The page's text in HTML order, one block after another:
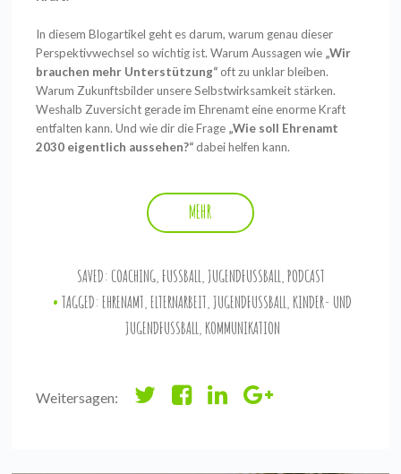
In diesem Blogartikel geht es darum, warum genau dieser
Perspektivwechsel so wichtig ist. Warum Aussagen wie „Wir
brauchen mehr Unterstützung“oft zu unklar bleiben.
Warum Zukunftsbilder unsere Selbstwirksamkeit stärken.
Weshalb Zuversicht gerade im Ehrenamt eine enorme Kraft
entfalten kann. Und wie dir die Frage „Wie soll Ehrenamt
2030 eigentlich aussehen?“dabei helfen kann.
MEHR
SAVED: COACHING, FUSSBALL JUGENDFUSSBALL PODCAST
TAGGED:EHRENAMT ,ELTERNARBEIT ,JUGENDFUSSBALL KINDER- UND
JUGENDFUSSBALL KOMMUNIKATION
Weitersagen: